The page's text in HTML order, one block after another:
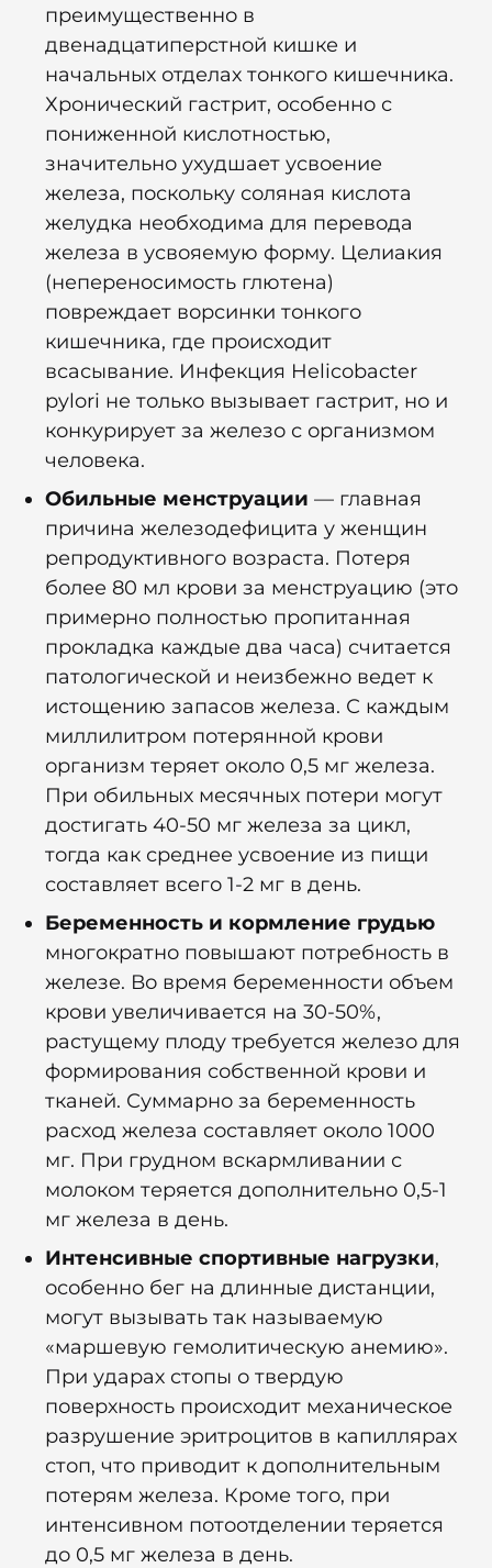
преимущественно в
двенадцатиперстной кишке и
начальных отделах тонкого кишечника.
Хронический гастрит, особенно с
пониженной кислотностью,
значительно ухудшает усвоение
железа, поскольку соляная кислота
желудка необходима для перевода
железа в усвояемую форму. Целиакия
(непереносимость глютена)
повреждает ворсинки тонкого
кишечника, где происходит
всасывание. Инфекция Helicobacter
pylori не только вызывает гастрит, но и
конкурирует за железо с организмом
человека.
Обильные менструации — главная
причина железодефицита у женщин
репродуктивного возраста. Потеря
более 80 мл крови за менструацию (это
примерно полностью пропитанная
прокладка каждые два часа) считается
патологической и неизбежно ведет к
истощению запасов железа. С каждым
миллилитром потерянной крови
организм теряет около 0,5 мг железа.
При обильных месячных потери могут
достигать 40-50 мг железа за цикл,
тогда как среднее усвоение из пищи
составляет всего 1-2 мг в день.
Беременность и кормление грудью
многократно повышают потребность в
железе. Во время беременности объем
крови увеличивается на 30-50%,
растущему плоду требуется железо для
формирования собственной крови и
тканей. Суммарно за беременность
расход железа составляет около 1000
мг. При грудном вскармливании с
молоком теряется дополнительно 0,5-1
мг железа в день.
Интенсивные спортивные нагрузки,
особенно бег на длинные дистанции,
могут вызывать так называемую
«маршевую гемолитическую анемию».
При ударах стопы о твердую
поверхность происходит механическое
разрушение эритроцитов в капиллярах
стоп, что приводит к дополнительным
потерям железа. Кроме того, при
интенсивном потоотделении теряется
до 0,5 мг железа в день.